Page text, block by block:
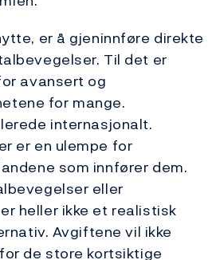
er å gjeninnføre direkte
Til det er
avansert og
for mange.
internasjonalt.
er en ulempe for
som innfører dem.
eller
heller ikke et realistisk
Avgiftene vil ikke
de store kortsiktige